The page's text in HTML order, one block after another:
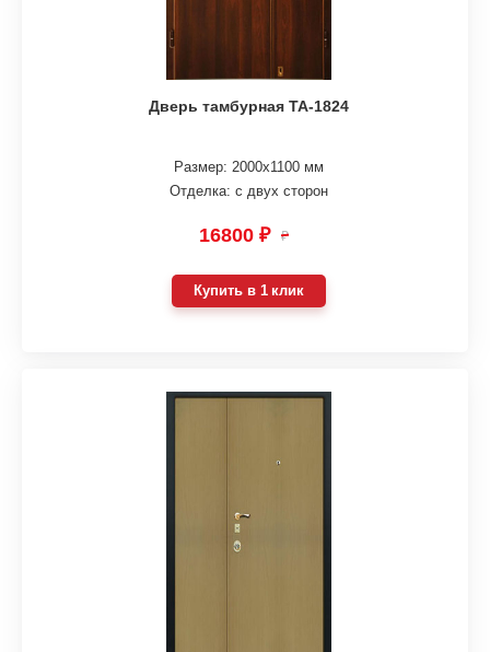
Дверь тамбурная ТА-1824
Размер: 2000х1100 мм
Отделка: с двух сторон
16800 ₽ ₽
Купить в 1 клик